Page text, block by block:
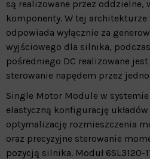
są realizowane przez oddzielne,
komponenty. W tej
odpowiada wyłącznie za
wyjściowego dla silnika,
pośredniego DC realizowane
sterowanie napędem przez
Single Motor Module w
elastyczną konfigurację
optymalizację rozmieszczenia
oraz precyzyjne sterowanie
pozycją silnika. Moduł 6SL3120-